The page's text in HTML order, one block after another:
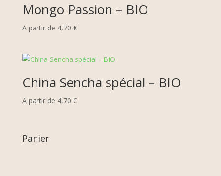
Mongo Passion – BIO
A partir de 4,70 €
China Sencha spécial – BIO
A partir de 4,70 €
Panier